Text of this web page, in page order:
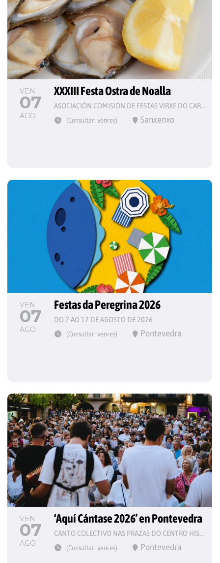
VEN
07
AGO
XXXIII Festa Ostra de Noalla
ASOCIACIÓN COMISIÓN DE FESTAS VIRXE DO CARME
(Consultar: venres) Sanxenxo
VEN
07
AGO
Festas da Peregrina 2026
DO 7 AO 17 DE AGOSTO DE 2026
(Consultar: venres) Pontevedra
VEN
07
AGO
‘Aquí Cántase 2026’ en Pontevedra
CANTO COLECTIVO NAS PRAZAS DO CENTRO HISTÓRICO
(Consultar: venres) Pontevedra